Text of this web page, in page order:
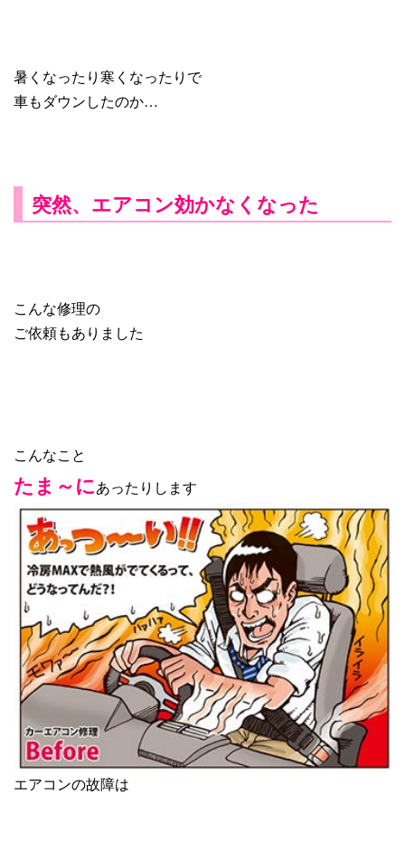
暑くなったり寒くなったりで
車もダウンしたのか…
突然、エアコン効かなくなった
こんな修理の
ご依頼もありました
こんなこと
たま～にあったりします
エアコンの故障は